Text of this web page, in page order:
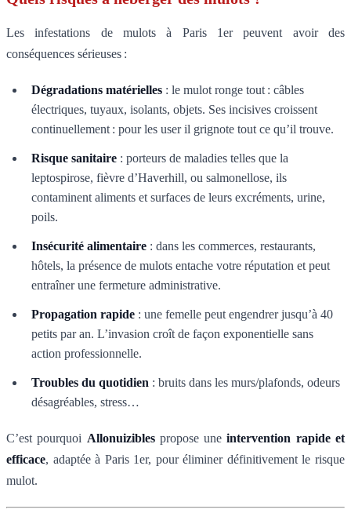
Les infestations de mulots à Paris 1er peuvent avoir des
conséquences sérieuses :
Dégradations matérielles : le mulot ronge tout : câbles
électriques, tuyaux, isolants, objets. Ses incisives croissent
continuellement : pour les user il grignote tout ce qu’il trouve.
Risque sanitaire : porteurs de maladies telles que la
leptospirose, fièvre d’Haverhill, ou salmonellose, ils
contaminent aliments et surfaces de leurs excréments, urine,
poils.
Insécurité alimentaire : dans les commerces, restaurants,
hôtels, la présence de mulots entache votre réputation et peut
entraîner une fermeture administrative.
Propagation rapide : une femelle peut engendrer jusqu’à 40
petits par an. L’invasion croît de façon exponentielle sans
action professionnelle.
Troubles du quotidien : bruits dans les murs/plafonds, odeurs
désagréables, stress…
C’est pourquoi Allonuiziblespropose uneintervention rapide et
efficace, adaptée à Paris 1er, pour éliminer définitivement le risque
mulot.